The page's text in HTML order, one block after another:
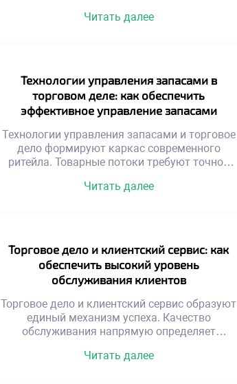
принятия решений. Интуитивное управление
данных невозможно планировать развитие
эффективно. Отчетность трансформирует
хаос операций в структурированную систему.
Менеджеры получают ясную картину
происходящих процессов. Цифры становятся
языком общения […]
Читать далее
Технологии управления запасами в
торговом деле: как обеспечить
эффективное управление запасами
Технологии управления запасами и торговое
дело формируют каркас современного
ритейла. Товарные потоки требуют точной
продукции замораживает оборотный капитал
целью. Автоматизация процессов исключает
человеческие ошибки учета.
Информационные системы синхронизируют
спрос с предложением. Эффективность
склада […]
Читать далее
Торговое дело и клиентский сервис: как
обеспечить высокий уровень
обслуживания клиентов
Торговое дело и клиентский сервис образуют
единый механизм успеха. Качество
обслуживания напрямую определяет
не только товар, но и отношение.
Читать далее